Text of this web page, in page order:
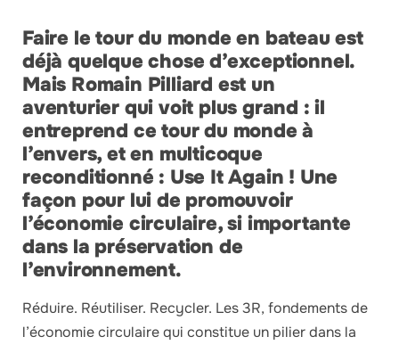
Faire le tour du monde en bateau est
déjà quelque chose d’exceptionnel.
Mais Romain Pilliard est un
aventurier qui voit plus grand : il
entreprend ce tour du monde à
l’envers, et en multicoque
reconditionné : Use It Again ! Une
façon pour lui de promouvoir
l’économie circulaire, si importante
dans la préservation de
l’environnement.
Réduire. Réutiliser. Recycler. Les 3R, fondements de
l’économie circulaire qui constitue un pilier dans la